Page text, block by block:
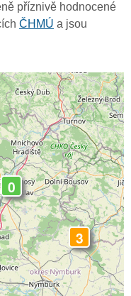
příznivě hodnocené
ČHMÚ a jsou
3
0